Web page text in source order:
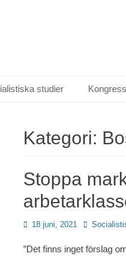
studier
Kategori:
Stoppa
Publicerad
18 juni, 2021 Författare
”Det finns inget förslag